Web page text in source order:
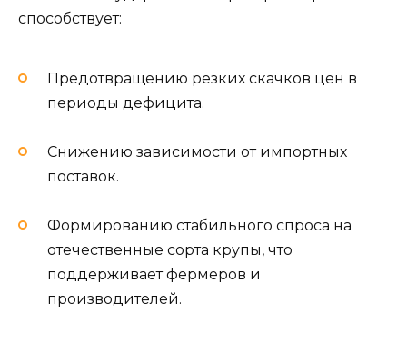
способствует:
Предотвращению резких скачков цен в
периоды дефицита.
Снижению зависимости от импортных
поставок.
Формированию стабильного спроса на
отечественные сорта крупы, что
поддерживает фермеров и
производителей.